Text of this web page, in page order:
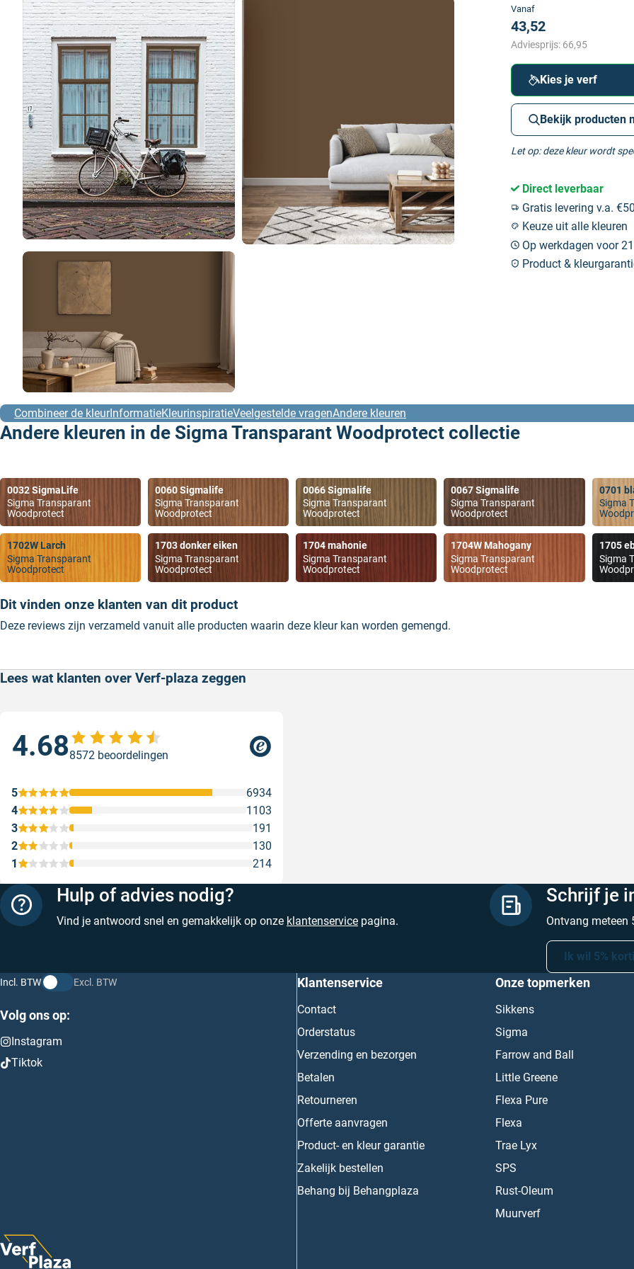
Vanaf
43,52
Adviesprijs: 66,95
Kies je verf
Bekijk producten
Let op: deze kleur wordt
Direct leverbaar
Gratis levering v.a.
Keuze uit alle kleuren
Op werkdagen voor
Product &
Combineer de kleurInformatieKleurinspiratieVeelgestelde vragenAndere kleuren
Andere kleuren in de Sigma Transparant Woodprotect collectie
0032 SigmaLife
Sigma Transparant
Woodprotect
0060 Sigmalife
Sigma Transparant
Woodprotect
0066 Sigmalife
Sigma Transparant
Woodprotect
0067 Sigmalife
Sigma Transparant
Woodprotect
0701
Sigma
1702W Larch
Sigma Transparant
Woodprotect
1703 donker eiken
Sigma Transparant
Woodprotect
1704 mahonie
Sigma Transparant
Woodprotect
1704W Mahogany
Sigma Transparant
Woodprotect
1705
Sigma
Dit vinden onze klanten van dit product
Deze reviews zijn verzameld vanuit alle producten waarin deze kleur kan worden gemengd.
Lees wat klanten over Verf-plaza zeggen
4.688572 beoordelingen
1 214
2 130
3 191
4 1103
5 6934
Hulp of advies nodig?
Vind je antwoord snel en gemakkelijk op onze klantenservice pagina.
Schrijf je
Ontvang meteen
Ik wil 5%
Incl. BTW Excl. BTW
Volg ons op:
Instagram
Tiktok
Klantenservice
Contact
Orderstatus
Verzending en bezorgen
Betalen
Retourneren
Offerte aanvragen
Product- en kleur garantie
Zakelijk bestellen
Behang bij Behangplaza
Onze topmerken
Sikkens
Sigma
Farrow and Ball
Little Greene
Flexa Pure
Flexa
Trae Lyx
SPS
Rust-Oleum
Muurverf